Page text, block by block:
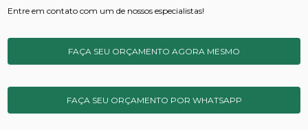
Entre em contato com um de nossos especialistas!
FAÇA SEU ORÇAMENTO AGORA MESMO
FAÇA SEU ORÇAMENTO POR WHATSAPP